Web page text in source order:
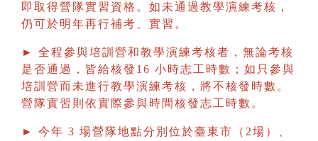
即取得營隊實習資格。如未通過教學演練考核，
仍可於明年再行補考、實習。
► 全程參與培訓營和教學演練考核者，無論考核
是否通過，皆給核發16 小時志工時數；如只參與
培訓營而未進行教學演練考核，將不核發時數。
營隊實習則依實際參與時間核發志工時數。
► 今年 3 場營隊地點分別位於臺東市（2場）、